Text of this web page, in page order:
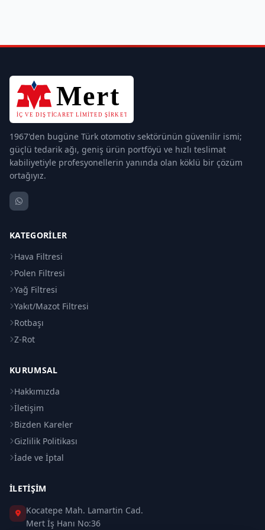
1967'den bugüne Türk otomotiv sektörünün güvenilir ismi;
güçlü tedarik ağı, geniş ürün portföyü ve hızlı teslimat
kabiliyetiyle profesyonellerin yanında olan köklü bir çözüm
ortağıyız.
KATEGORILER
Hava Filtresi
Polen Filtresi
Yağ Filtresi
Yakıt/Mazot Filtresi
Rotbaşı
Z-Rot
KURUMSAL
Hakkımızda
İletişim
Bizden Kareler
Gizlilik Politikası
İade ve İptal
İLETIŞIM
Kocatepe Mah. Lamartin Cad.
Mert İş Hanı No:36